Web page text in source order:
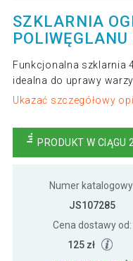
SZKLARNIA
Funkcjonalna szklarnia
idealna do uprawy
Ukazać szczegółowy
PRODUKT W CIĄGU
Numer
JS107285
Cena dostawy od:
125 zł